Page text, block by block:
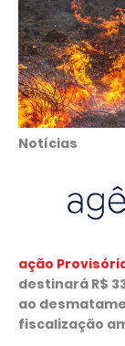
Notícias
ação
destinará R$
ao
fiscalização